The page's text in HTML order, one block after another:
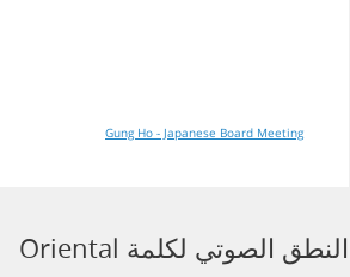
Gung Ho - Japanese Board Meeting
النطق الصوتي لكلمة Oriental